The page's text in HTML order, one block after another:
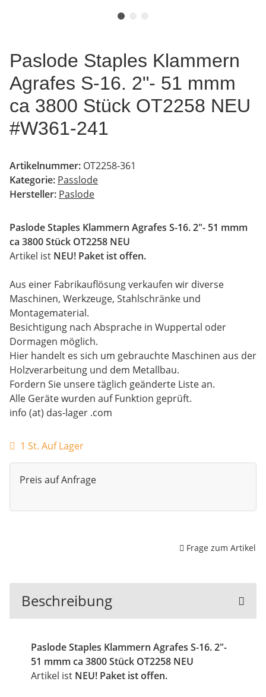
Paslode Staples Klammern
Agrafes S-16. 2"- 51 mmm
ca 3800 Stück OT2258 NEU
#W361-241
Artikelnummer: OT2258-361
Kategorie: Passlode
Hersteller: Paslode
Paslode Staples Klammern Agrafes S-16. 2"- 51 mmm
ca 3800 Stück OT2258 NEU
Artikel ist NEU! Paket ist offen.
Aus einer Fabrikauflösung verkaufen wir diverse
Maschinen, Werkzeuge, Stahlschränke und
Montagematerial.
Besichtigung nach Absprache in Wuppertal oder
Dormagen möglich.
Hier handelt es sich um gebrauchte Maschinen aus der
Holzverarbeitung und dem Metallbau.
Fordern Sie unsere täglich geänderte Liste an.
Alle Geräte wurden auf Funktion geprüft.
info (at) das-lager .com
1 St. Auf Lager
Preis auf Anfrage
Frage zum Artikel
Beschreibung
Paslode Staples Klammern Agrafes S-16. 2"-
51 mmm ca 3800 Stück OT2258 NEU
Artikel ist NEU! Paket ist offen.